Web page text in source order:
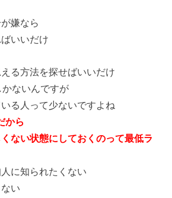
嫌なら
いいだけ
る方法を探せばいいだけ
ないんですが
る人って少ないですよね
から
ない状態にしておくのって最低ラ
に知られたくない
い